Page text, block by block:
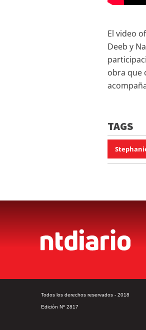
El video
Deeb y
obra que
TAGS
Todos los derechos reservados - 2018
Edición Nº 2817